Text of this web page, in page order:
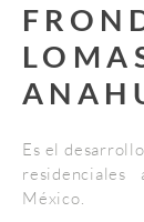
Es el
México.